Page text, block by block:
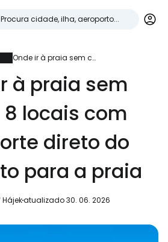
Onde ir à praia sem carro? 8 locais com transporte direto do aeroporto para a praia
à praia sem
8 locais com
direto do
para a praia
Hájekatualizado 30. 06. 2026
no
mundial de viajantes
com o Google